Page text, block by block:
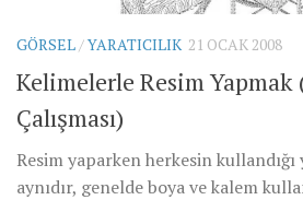
GÖRSEL/YARATICILIK 21 OCAK 2008
Kelimelerle Resim Yapmak
Çalışması)
Resim yaparken herkesin
aynıdır, genelde boya ve kalem